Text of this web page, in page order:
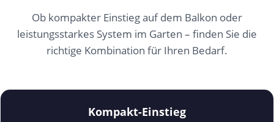
Ob kompakter Einstieg auf dem Balkon oder
leistungsstarkes System im Garten – finden Sie die
richtige Kombination für Ihren Bedarf.
Kompakt-Einstieg